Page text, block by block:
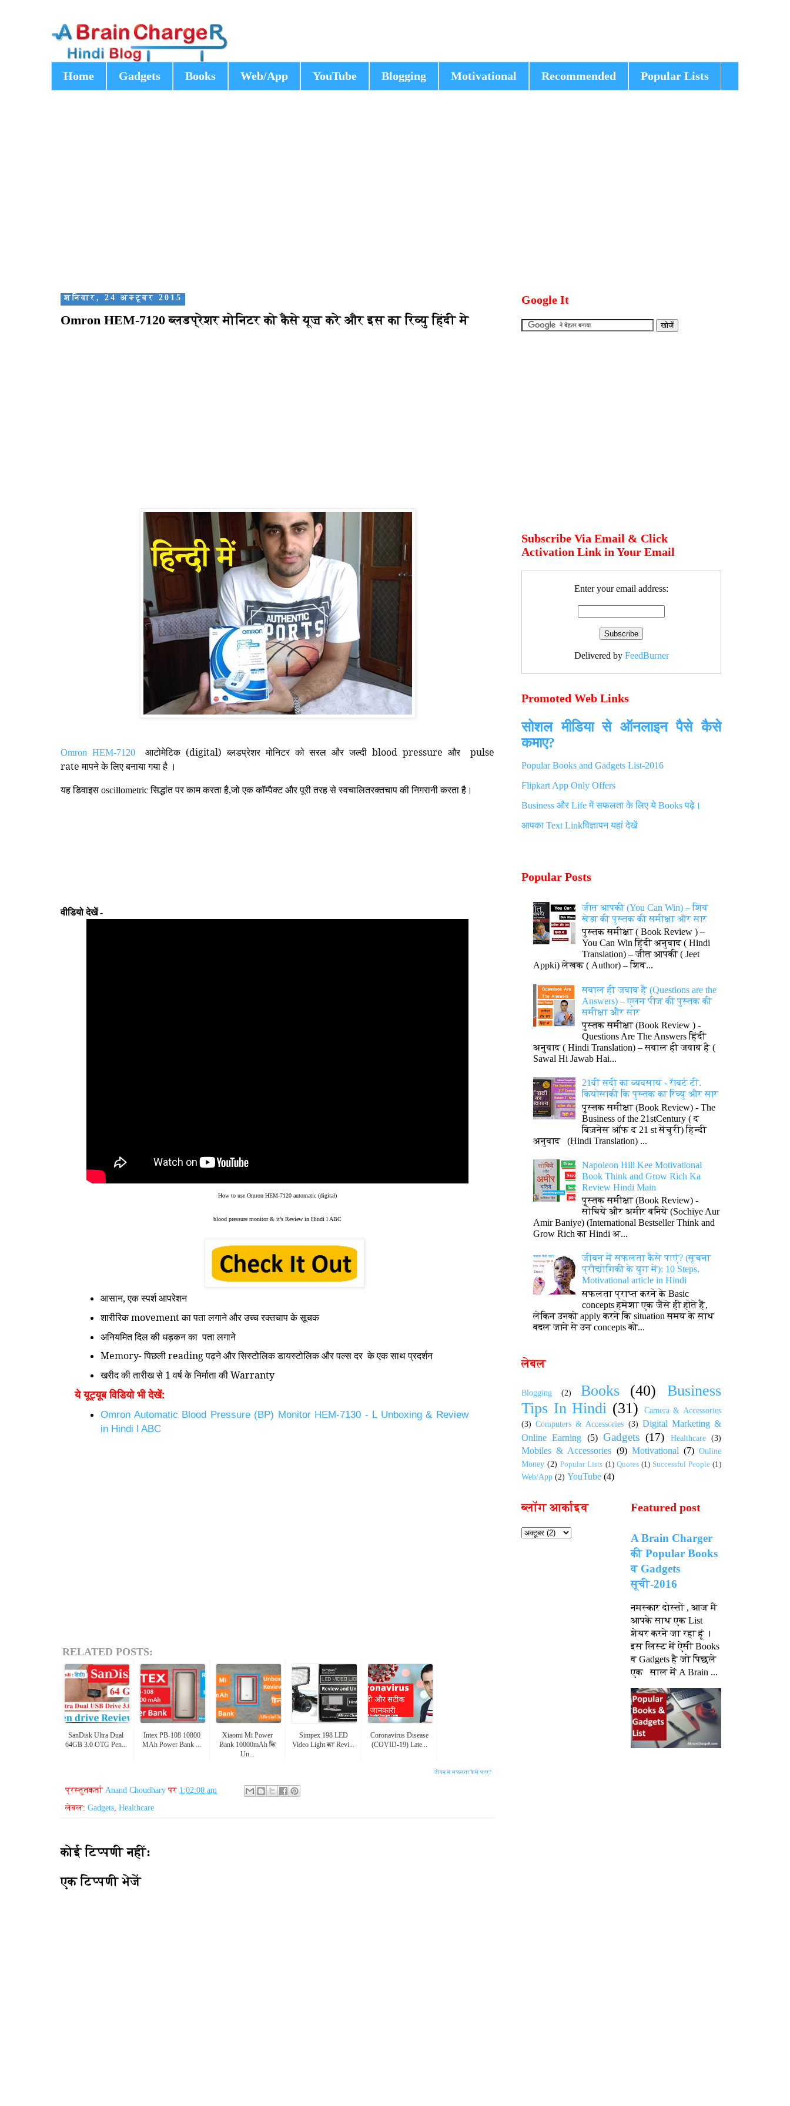
Home Gadgets Books Web/App YouTube Blogging Motivational Recommended Popular Lists
शनिवार, 24 अक्टूबर 2015
Omron HEM-7120 ब्लडप्रेशर मोनिटर को कैसे यूज़ करे और इस का रिव्यु हिंदी मे
Omron HEM-7120 आटोमेटिक (digital)ब्लडप्रेशर मोनिटर को सरल और जल्दी blood pressure और
pulse
rateमापने के लिए बनाया गया है ।
यह डिवाइस oscillometricसिद्धांत पर काम करता है,जो एक कॉम्पैक्ट और पूरी तरह से स्वचालितरक्तचाप की निगरानी करता है।
वीडियो देखें -
How to use Omron HEM-7120 automatic (digital)
blood pressure monitor & it’s Review in Hindi l ABC
आसान,एक स्पर्शआपरेशन
शारीरिकmovementका पता लगानेऔर उच्च रक्तचाप केसूचक
अनियमित दिल की धड़कनका पता लगाने
Memory-पिछलीreadingपढ़ने औरसिस्टोलिकडायस्टोलिक औरपल्स दर के एक साथप्रदर्शन
खरीद की तारीख से 1 वर्ष के निर्माताकीWarranty
येयूट्यूब विडियो भी देखें:
Omron Automatic Blood Pressure (BP) Monitor HEM-7130 - L Unboxing & Review
in Hindi l ABC
RELATED POSTS:
SanDisk Ultra Dual
64GB 3.0 OTG Pen...
Intex PB-108 10800
MAh Power Bank ...
Xiaomi Mi Power
Bank 10000mAh कि
Un...
Simpex 198 LED
Video Light का Revi...
Coronavirus Disease
(COVID-19) Late...
जीवन में सफलता कैसे पाएं?
प्रस्तुतकर्ता Anand Choudhary पर 1:02:00 am
लेबल: Gadgets Healthcare
कोई टिप्पणी नहीं:
एक टिप्पणी भेजें
Google It
Subscribe Via Email & Click
Activation Link in Your Email
Enter your email address:
Delivered by FeedBurner
Promoted Web Links
सोशल मीडिया से ऑनलाइन पैसे कैसे
कमाए?
Popular Books and Gadgets List-2016
Flipkart App Only Offers
Business और Lifeमें सफलता के लिए ये Booksपढ़े।
आपका Text Linkविज्ञापन यहां देखें
Popular Posts
जीत आपकी (You Can Win) – शिव
खेड़ा की पुस्तक की समीक्षा और सार
पुस्तक समीक्षा ( Book Review ) –
You Can Win हिंदी अनुवाद ( Hindi
Translation) – जीत आपकी ( Jeet
Appki) लेखक ( Author) – शिव...
सवाल ही जवाब है (Questions are the
Answers) – एलन पीज की पुस्तक की
समीक्षा और सार
पुस्तक समीक्षा (Book Review ) -
Questions Are The Answers हिंदी
अनुवाद ( Hindi Translation) – सवाल ही जवाब है (
Sawal Hi Jawab Hai...
21वीं सदी का व्यवसाय - रॅाबर्ट टी.
कियोसाकी कि पुस्तक का रिव्यु और सार
पुस्तक समीक्षा (Book Review) - The
Business of the 21stCentury ( द
बिज़नेस ऑफ द 21 st सेंचुरी) हिन्दी
अनुवाद (Hindi Translation) ...
Napoleon Hill Kee Motivational
Book Think and Grow Rich Ka
Review Hindi Main
पुस्तक समीक्षा (Book Review) -
सोचिये और अमीर बनिये (Sochiye Aur
Amir Baniye) (International Bestseller Think and
Grow Rich का Hindi अ...
जीवन में सफलता कैसे पाएं? (सूचना
प्रौद्योगिकी के युग में): 10 Steps,
Motivational article in Hindi
सफलता प्राप्त करने के Basic
concepts हमेशा एक जैसे ही होते हैं,
लेकिन उनको apply करने कि situation समय के साथ
बदल जाने से उन concepts को...
लेबल
Blogging (2) Books (40)
Business
Tips In Hindi (31)
Camera & Accessories
(3) Computers & Accessories (3) Digital Marketing &
Online Earning (5) Gadgets (17) Healthcare (3)
Mobiles & Accessories (9) Motivational (7) Online
Money (2) Popular Lists (1) Quotes (1) Successful People (1)
Web/App (2) YouTube (4)
ब्लॉग आर्काइव Featured post
A Brain Charger
की Popular Books
व Gadgets
सूची-2016
नमस्कार दोस्तों , आज मैं
आपके साथ एक List
शेयर करने जा रहा हूं ।
इस लिस्ट में ऐसी Books
व Gadgets है जो पिछले
एक साल में A Brain ...